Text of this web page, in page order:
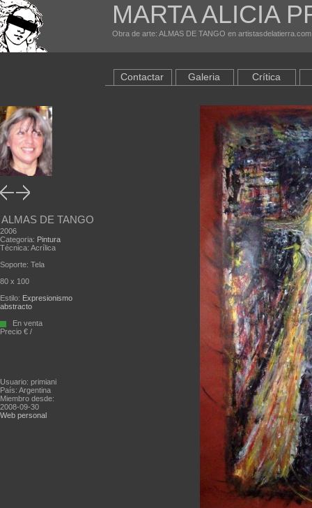
MARTA ALICIA
Obra de arte: ALMAS DE TANGO en artistasdelatierra.com
ALMAS DE TANGO
2006
Categoria: Pintura
Técnica: Acrílica
Soporte: Tela
80 x 100
Estilo: Expresionismo
abstracto
En venta
Precio € /
Usuario: primiani
País: Argentina
Miembro desde:
2008-09-30
Web personal
Contactar Galeria Crítica